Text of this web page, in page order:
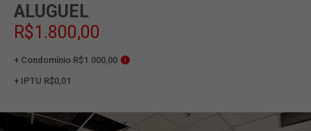
ALUGUEL
R$1.800,00
+ Condomínio R$1.000,00 i
+ IPTU R$0,01